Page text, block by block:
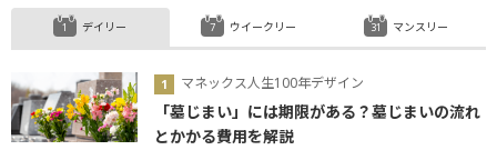
デイリー
マネックス人生100年デザイン
「墓じまい」には期限がある？墓じまいの流れ
とかかる費用を解説
ウイークリー マンスリー